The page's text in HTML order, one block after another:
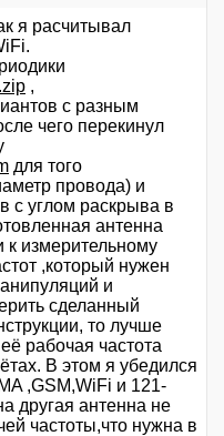
я расчитывал
,
с разным
чего перекинул
для того
провода) и
с углом раскрыва в
антенна
к измерительному
,который нужен
и
сделанный
то лучше
рабочая частота
В этом я убедился
,GSM,WiFi и 121-
другая антенна не
частоты,что нужна в